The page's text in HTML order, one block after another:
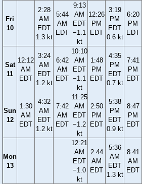
Fri
10
2:28
AM
EDT
1.3 kt
5:44
AM
EDT
9:13
AM
EDT
−1.1
kt
12:26
PM
EDT
3:19
PM
EDT
0.6 kt
6:20
PM
EDT
Sat
11
12:12
AM
EDT
3:24
AM
EDT
1.2 kt
6:42
AM
EDT
10:10
AM
EDT
−1.1
kt
1:48
PM
EDT
4:35
PM
EDT
0.7 kt
7:41
PM
EDT
Sun
12
1:30
AM
EDT
4:32
AM
EDT
1.2 kt
7:42
AM
EDT
11:25
AM
EDT
−1.2
kt
2:50
PM
EDT
5:38
PM
EDT
0.9 kt
8:47
PM
EDT
Mon
13
12:21
AM
EDT
−1.0
kt
2:44
AM
EDT
5:36
AM
EDT
1.3 kt
8:41
AM
EDT